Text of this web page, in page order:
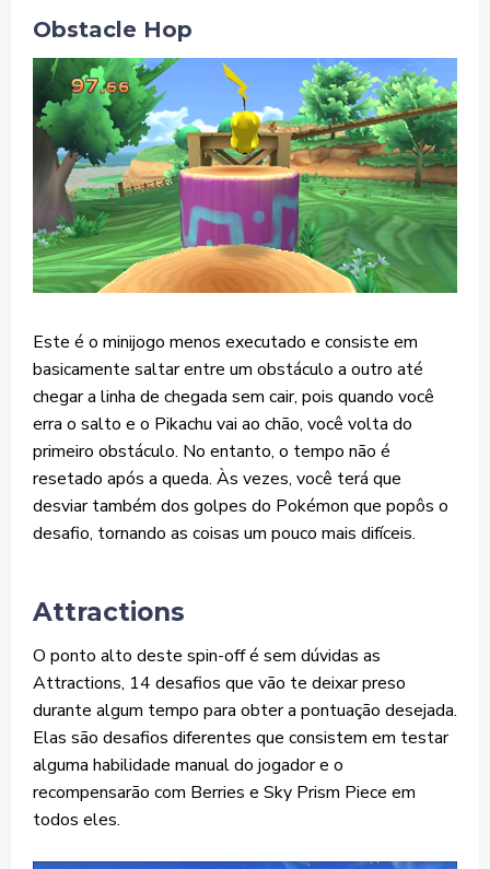
Obstacle Hop
Este é o minijogo menos executado e consiste em
basicamente saltar entre um obstáculo a outro até
chegar a linha de chegada sem cair, pois quando você
erra o salto e o Pikachu vai ao chão, você volta do
primeiro obstáculo. No entanto, o tempo não é
resetado após a queda. Às vezes, você terá que
desviar também dos golpes do Pokémon que popôs o
desafio, tornando as coisas um pouco mais difíceis.
Attractions
O ponto alto deste spin-off é sem dúvidas as
Attractions, 14 desafios que vão te deixar preso
durante algum tempo para obter a pontuação desejada.
Elas são desafios diferentes que consistem em testar
alguma habilidade manual do jogador e o
recompensarão com Berries e Sky Prism Piece em
todos eles.